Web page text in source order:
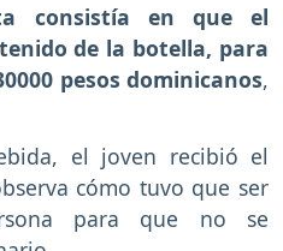
consistía en que el
de la botella, para
pesos dominicanos,
el joven recibió el
cómo tuvo que ser
para que no se